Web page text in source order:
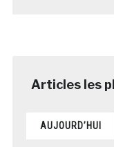
AUJOURD’HUI